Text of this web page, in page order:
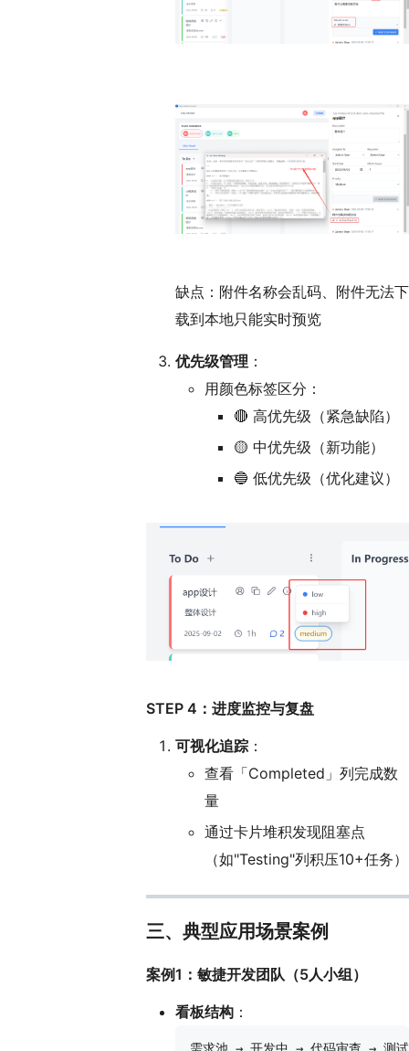
缺点：附件名称会乱码、附件无法下
载到本地只能实时预览
优先级管理 ：
用颜色标签区分：
🔴 高优先级（紧急缺陷）
🟡 中优先级（新功能）
🔵 低优先级（优化建议）
STEP 4：进度监控与复盘
可视化追踪 ：
查看「Completed」列完成数
量
通过卡片堆积发现阻塞点
（如"Testing"列积压10+任务）
三、典型应用场景案例
案例1：敏捷开发团队（5人小组）
看板结构 ：